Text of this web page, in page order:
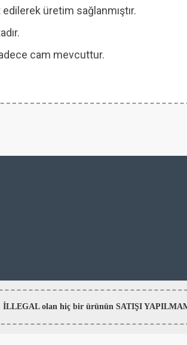
üretim sağlanmıştır.
cam mevcuttur.
İLLEGAL olan hiç bir ürünün SATIŞI